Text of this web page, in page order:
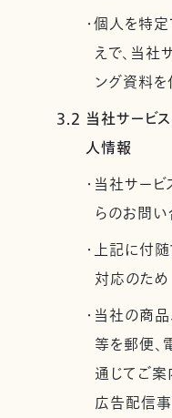
・個人を特
えで、当社
ング資料を
3.2 当社サービ
人情報
・当社サー
らのお問
・上記に付
対応のため
・当社の商品
等を郵便、
通じてご案
広告配信